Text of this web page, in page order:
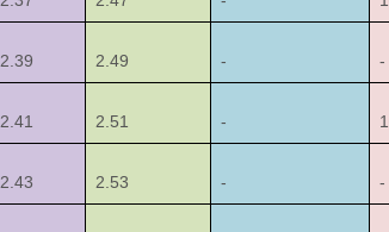
2.39 2.49 - -
2.41 2.51 -
2.43 2.53 - -